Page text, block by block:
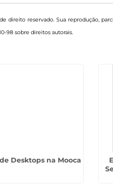
direito reservado. Sua reprodução,
98 sobre direitos autorais.
Desktops na Mooca